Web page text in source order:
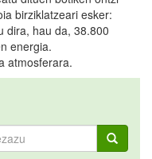
birziklatzeari esker:
dira, hau da, 38.800
energia.
atmosferara.